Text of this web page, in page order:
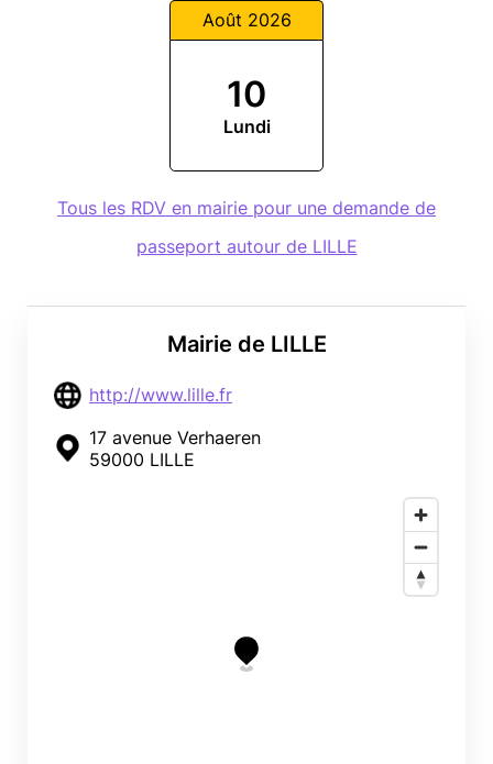
Mairie de LILLE
http://www.lille.fr
17 avenue Verhaeren
59000 LILLE
Août 2026
10
Lundi
Tous les RDV en mairie pour une demande de
passeport autour de LILLE